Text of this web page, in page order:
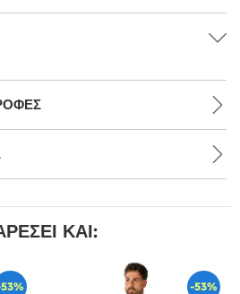
ΚΑΙ:
-53%